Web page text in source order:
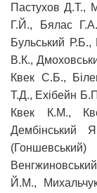
Пастухов Д.Т.,
Г.Й., Бялас
Бульський
В.К.,
Квек С.Б.,
Т.Д., Ехібейн
Квек К.М.,
Дембінський
Й.М.,